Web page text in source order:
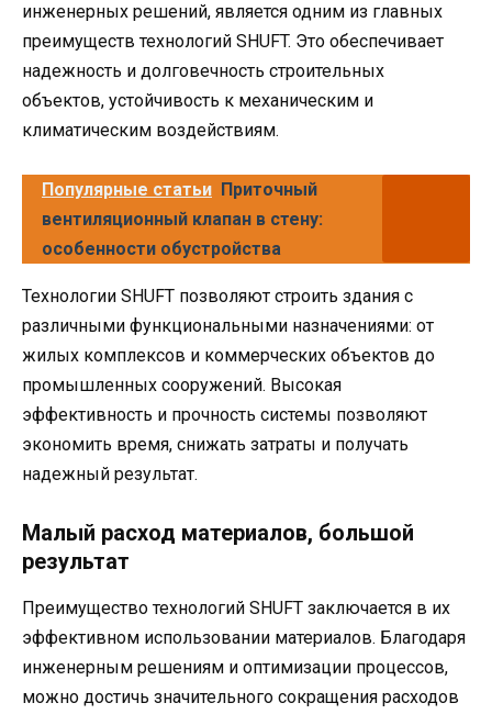
инженерных решений, является одним из главных
преимуществ технологий SHUFT. Это обеспечивает
надежность и долговечность строительных
объектов, устойчивость к механическим и
климатическим воздействиям.
Популярные статьи Приточный
вентиляционный клапан в стену:
особенности обустройства
Технологии SHUFT позволяют строить здания с
различными функциональными назначениями: от
жилых комплексов и коммерческих объектов до
промышленных сооружений. Высокая
эффективность и прочность системы позволяют
экономить время, снижать затраты и получать
надежный результат.
Малый расход материалов, большой
результат
Преимущество технологий SHUFT заключается в их
эффективном использовании материалов. Благодаря
инженерным решениям и оптимизации процессов,
можно достичь значительного сокращения расходов